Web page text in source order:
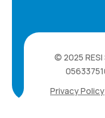
© 2025 RESI
Privacy Policy